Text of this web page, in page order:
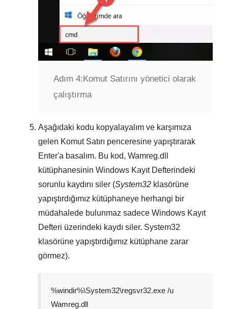
Adım 4:Komut Satırını yönetici olarak
çalıştırma
Aşağıdaki kodu kopyalayalım ve karşımıza
gelen Komut Satırı penceresine yapıştırarak
Enter'a basalım. Bu kod, Wamreg.dll
kütüphanesinin Windows Kayıt Defterindeki
sorunlu kaydını siler (System32 klasörüne
yapıştırdığımız kütüphaneye herhangi bir
müdahalede bulunmaz sadece Windows Kayıt
Defteri üzerindeki kaydı siler. System32
klasörüne yapıştırdığımız kütüphane zarar
görmez).
%windir%\System32\regsvr32.exe /u
Wamreg.dll